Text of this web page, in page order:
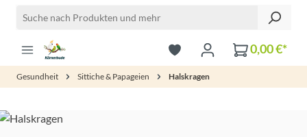
Zum Hauptinhalt springen
0,00 €*
Gesundheit Sittiche & Papageien Halskragen
Bildergalerie überspringen